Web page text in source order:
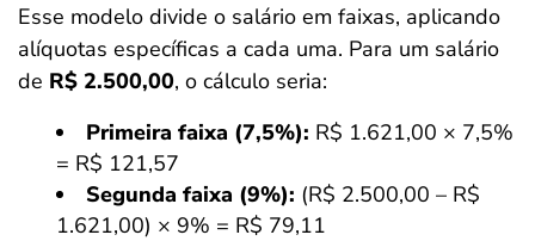
Esse modelo divide o salário em faixas, aplicando
alíquotas específicas a cada uma. Para um salário
de R$ 2.500,00, o cálculo seria:
Primeira faixa (7,5%): R$ 1.621,00 × 7,5%
= R$ 121,57
Segunda faixa (9%): (R$ 2.500,00 – R$
1.621,00) × 9% = R$ 79,11